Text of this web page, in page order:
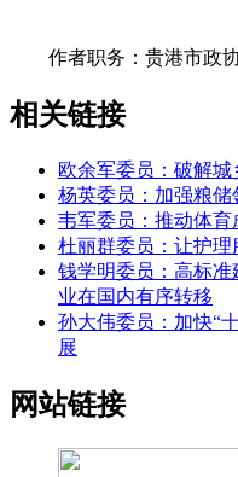
作者职务：贵港市政协
相关链接
欧余军委员：破解
杨英委员：加强粮
韦军委员：推动体育
杜丽群委员：让护理
钱学明委员：高标
业在国内有序转移
孙大伟委员：加快“
展
网站链接